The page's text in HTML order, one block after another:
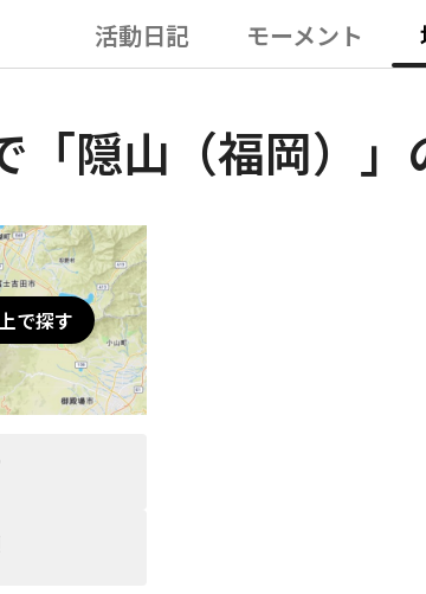
活動日記 モーメント
「隠山（福岡）」
で探す